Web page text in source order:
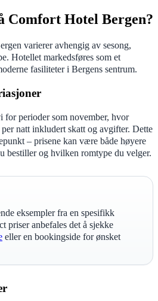
Comfort Hotel Bergen?
varierer avhengig av sesong,
Hotellet markedsføres som et
fasiliteter i Bergens sentrum.
for perioder som november, hvor
natt inkludert skatt og avgifter. Dette
– prisene kan være både høyere
bestiller og hvilken romtype du velger.
eksempler fra en spesifikk
priser anbefales det å sjekke
eller en bookingside for ønsket